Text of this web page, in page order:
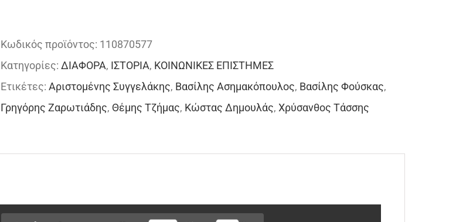
Κωδικός προϊόντος: 110870577
Κατηγορίες: ΔΙΑΦΟΡΑ, ΙΣΤΟΡΙΑ, ΚΟΙΝΩΝΙΚΕΣ ΕΠΙΣΤΗΜΕΣ
Ετικέτες: Αριστομένης Συγγελάκης, Βασίλης Ασημακόπουλος, Βασίλης Φούσκας,
Γρηγόρης Ζαρωτιάδης, Θέμης Τζήμας, Κώστας Δημουλάς, Χρύσανθος Τάσσης